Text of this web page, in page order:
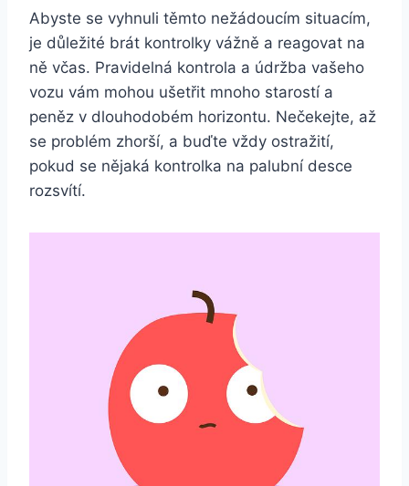
Abyste se vyhnuli těmto nežádoucím situacím,
je důležité brát kontrolky vážně a reagovat na
ně včas. Pravidelná kontrola a údržba vašeho
vozu vám mohou ušetřit mnoho starostí a
peněz v dlouhodobém horizontu. Nečekejte, až
se problém zhorší, a buďte vždy ostražití,
pokud se nějaká kontrolka na palubní desce
rozsvítí.